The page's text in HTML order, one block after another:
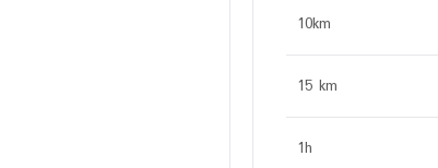
10km
15 km
1h